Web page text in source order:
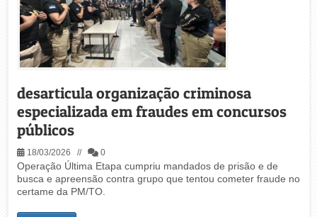
desarticula organização criminosa
especializada em fraudes em concursos
públicos
18/03/2026 // 0
Operação Última Etapa cumpriu mandados de prisão e de
busca e apreensão contra grupo que tentou cometer fraude no
certame da PM/TO.